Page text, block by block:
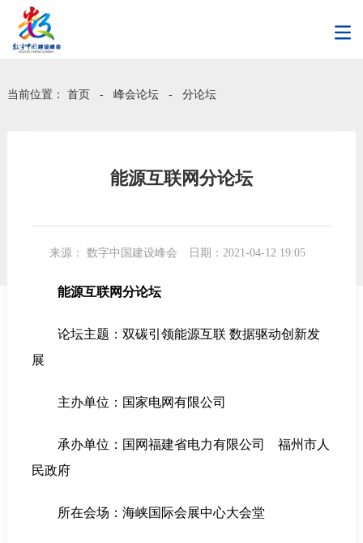
当前位置： 首页 - 峰会论坛- 分论坛
能源互联网分论坛
来源： 数字中国建设峰会 日期：2021-04-12 19:05
能源互联网分论坛
论坛主题：双碳引领能源互联 数据驱动创新发
展
主办单位：国家电网有限公司
承办单位：国网福建省电力有限公司 福州市人
民政府
所在会场：海峡国际会展中心大会堂